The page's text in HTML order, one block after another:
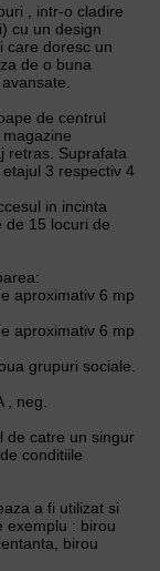
, intr-o cladire
cu un design
care doresc un
de o buna
de centrul
retras. Suprafata
3 respectiv 4
in incinta
de 15 locuri de
aproximativ 6 mp
aproximativ 6 mp
grupuri sociale.
, neg.
de catre un singur
conditiile
a fi utilizat si
exemplu : birou
birou